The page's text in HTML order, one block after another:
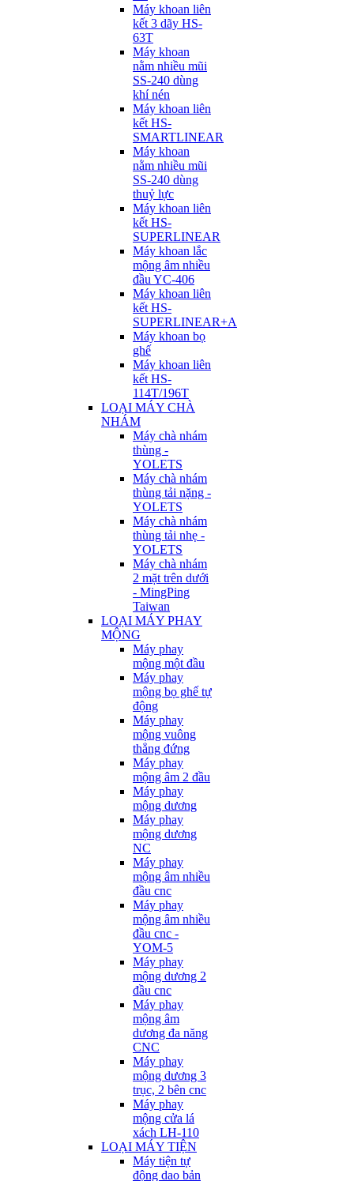
Máy khoan liên
kết 3 dãy HS-
63T
Máy khoan
nằm nhiều mũi
SS-240 dùng
khí nén
Máy khoan liên
kết HS-
SMARTLINEAR
Máy khoan
nằm nhiều mũi
SS-240 dùng
thuỷ lực
Máy khoan liên
kết HS-
SUPERLINEAR
Máy khoan lắc
mộng âm nhiều
đầu YC-406
Máy khoan liên
kết HS-
SUPERLINEAR+A
Máy khoan bọ
ghế
Máy khoan liên
kết HS-
114T/196T
LOẠI MÁY CHÀ
NHÁM
Máy chà nhám
thùng -
YOLETS
Máy chà nhám
thùng tải nặng -
YOLETS
Máy chà nhám
thùng tải nhẹ -
YOLETS
Máy chà nhám
2 mặt trên dưới
- MingPing
Taiwan
LOẠI MÁY PHAY
MỘNG
Máy phay
mộng một đầu
Máy phay
mộng bọ ghế tự
động
Máy phay
mộng vuông
thẳng đứng
Máy phay
mộng âm 2 đầu
Máy phay
mộng dương
Máy phay
mộng dương
NC
Máy phay
mộng âm nhiều
đầu cnc
Máy phay
mộng âm nhiều
đầu cnc -
YOM-5
Máy phay
mộng dương 2
đầu cnc
Máy phay
mộng âm
dương đa năng
CNC
Máy phay
mộng dương 3
trục, 2 bên cnc
Máy phay
mộng cửa lá
xách LH-110
LOẠI MÁY TIỆN
Máy tiện tự
động dao bản